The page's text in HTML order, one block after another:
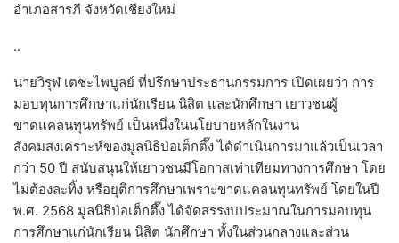
อำเภอสารภี จังหวัดเชียงใหม่
..
นายวิรุฬ เตชะไพบูลย์ ที่ปรึกษาประธานกรรมการ เปิดเผยว่า การ
มอบทุนการศึกษาแก่นักเรียน นิสิต และนักศึกษา เยาวชนผู้
ขาดแคลนทุนทรัพย์ เป็นหนึ่งในนโยบายหลักในงาน
สังคมสงเคราะห์ของมูลนิธิป่อเต็กตึ๊ง ได้ดำเนินการมาแล้วเป็นเวลา
กว่า 50 ปี สนับสนุนให้เยาวชนมีโอกาสเท่าเทียมทางการศึกษา โดย
ไม่ต้องละทิ้ง หรือยุติการศึกษาเพราะขาดแคลนทุนทรัพย์ โดยในปี
พ.ศ. 2568 มูลนิธิป่อเต็กตึ๊ง ได้จัดสรรงบประมาณในการมอบทุน
การศึกษาแก่นักเรียน นิสิต นักศึกษา ทั้งในส่วนกลางและส่วน